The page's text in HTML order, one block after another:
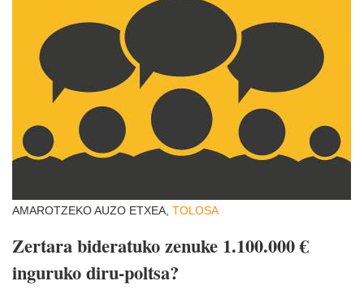
AMAROTZEKO AUZO ETXEA, TOLOSA
Zertara bideratuko zenuke 1.100.000 €
inguruko diru-poltsa?